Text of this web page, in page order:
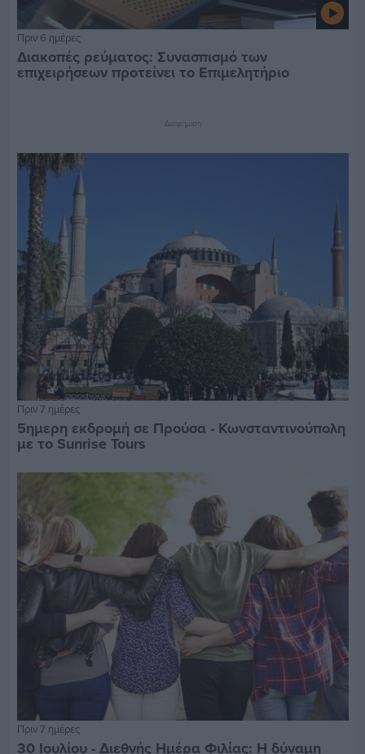
Πριν 6 ημέρες
Διακοπές ρεύματος: Συνασπισμό των
επιχειρήσεων προτείνει το Επιμελητήριο
Διαφήμιση
Πριν 7 ημέρες
5ημερη εκδρομή σε Προύσα - Κωνσταντινούπολη
με το Sunrise Tours
Πριν 7 ημέρες
30 Ιουλίου - Διεθνής Ημέρα Φιλίας: Η δύναμη